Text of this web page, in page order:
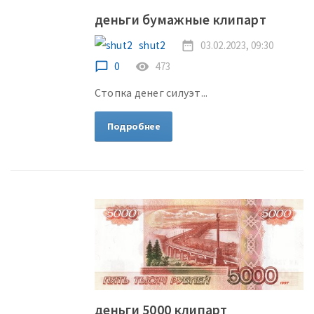
деньги бумажные клипарт
shut2 date_range 03.02.2023, 09:30
chat_bubble_outline 0 remove_red_eye 473
Стопка денег силуэт...
Подробнее
деньги 5000 клипарт